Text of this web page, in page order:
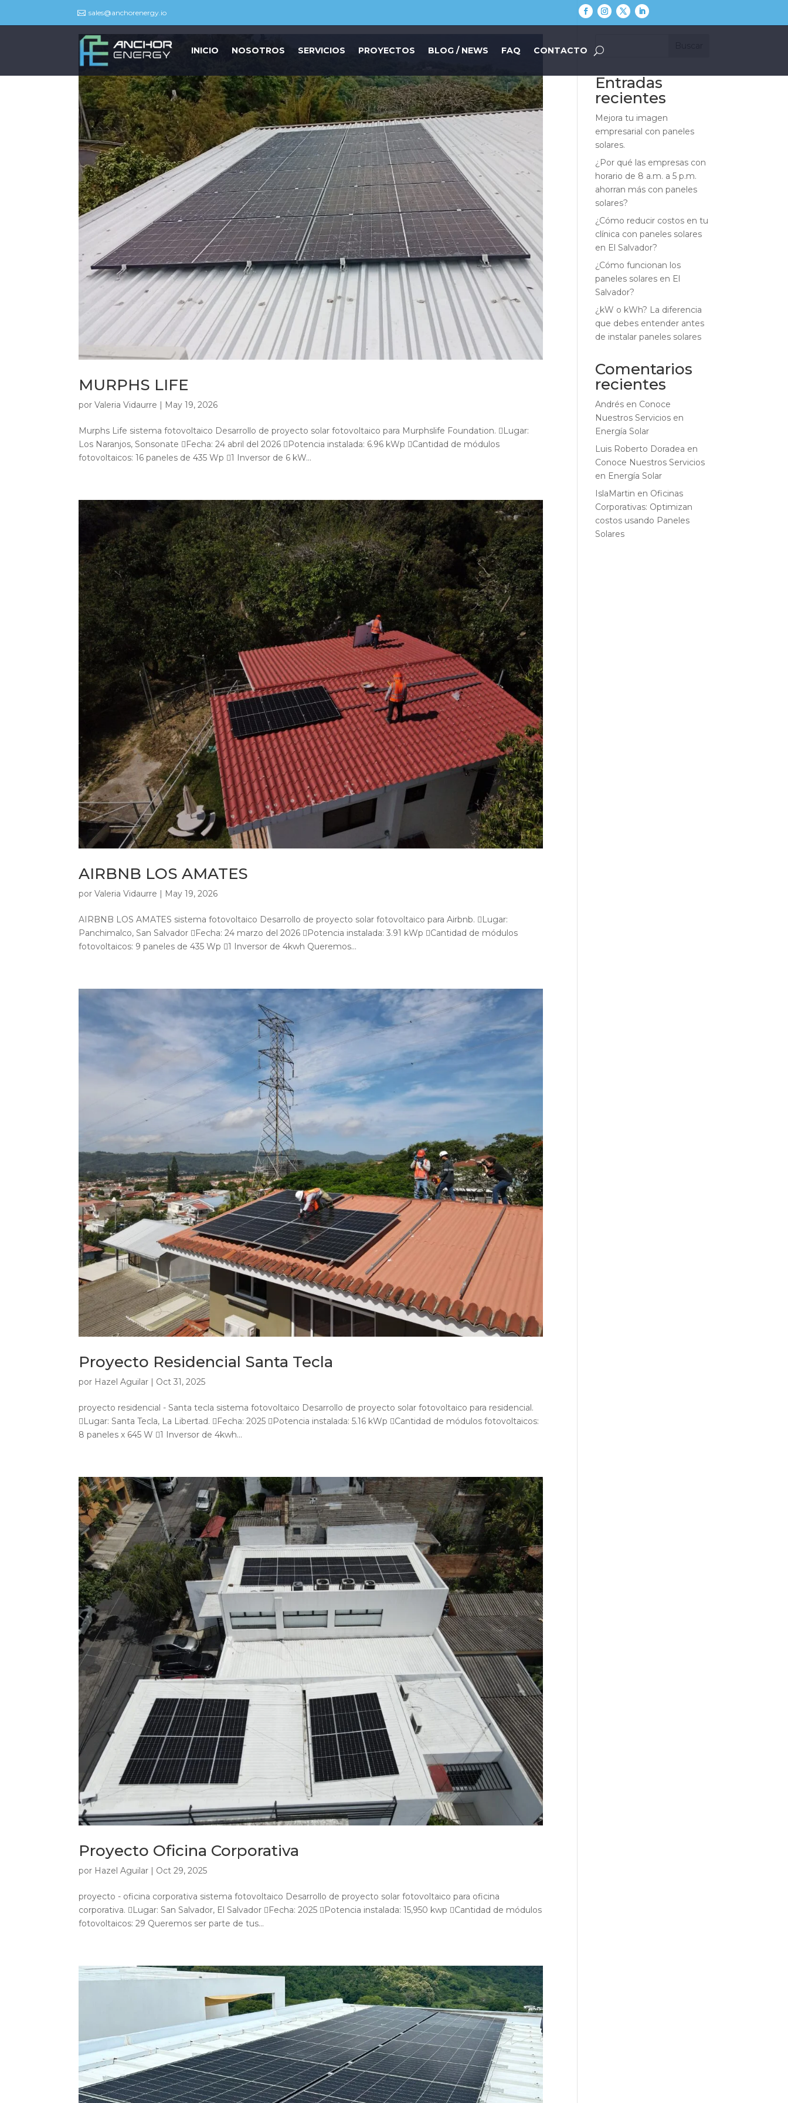
 sales@anchorenergy.io
INICIO NOSOTROS SERVICIOS PROYECTOS BLOG / NEWS FAQ CONTACTO
MURPHS LIFE
porValeria Vidaurre | May 19, 2026
Murphs Life sistema fotovoltaico Desarrollo de proyecto solar fotovoltaico para Murphslife Foundation. Lugar:
Los Naranjos, Sonsonate Fecha: 24 abril del 2026 Potencia instalada: 6.96 kWp Cantidad de módulos
fotovoltaicos: 16 paneles de 435 Wp 1 Inversor de 6 kW...
AIRBNB LOS AMATES
porValeria Vidaurre | May 19, 2026
AIRBNB LOS AMATES sistema fotovoltaico Desarrollo de proyecto solar fotovoltaico para Airbnb. Lugar:
Panchimalco, San Salvador Fecha: 24 marzo del 2026 Potencia instalada: 3.91 kWp Cantidad de módulos
fotovoltaicos: 9 paneles de 435 Wp 1 Inversor de 4kwh Queremos...
Proyecto Residencial Santa Tecla
por Hazel Aguilar | Oct 31, 2025
proyecto residencial - Santa tecla sistema fotovoltaico Desarrollo de proyecto solar fotovoltaico para residencial.
Lugar: Santa Tecla, La Libertad. Fecha: 2025 Potencia instalada: 5.16 kWp Cantidad de módulos fotovoltaicos:
8 paneles x 645 W 1 Inversor de 4kwh...
Proyecto Oficina Corporativa
por Hazel Aguilar | Oct 29, 2025
proyecto - oficina corporativa sistema fotovoltaico Desarrollo de proyecto solar fotovoltaico para oficina
corporativa. Lugar: San Salvador, El Salvador Fecha: 2025 Potencia instalada: 15,950 kwp Cantidad de módulos
fotovoltaicos: 29 Queremos ser parte de tus...
Entradas
recientes
Mejora tu imagen
empresarial con paneles
solares.
¿Por qué las empresas con
horario de 8 a.m. a 5 p.m.
ahorran más con paneles
solares?
¿Cómo reducir costos en tu
clínica con paneles solares
en El Salvador?
¿Cómo funcionan los
paneles solares en El
Salvador?
¿kW o kWh? La diferencia
que debes entender antes
de instalar paneles solares
Comentarios
recientes
Andrés en Conoce
Nuestros Servicios en
Energía Solar
Luis Roberto Doradea en
Conoce Nuestros Servicios
en Energía Solar
IslaMartin en Oficinas
Corporativas: Optimizan
costos usando Paneles
Solares